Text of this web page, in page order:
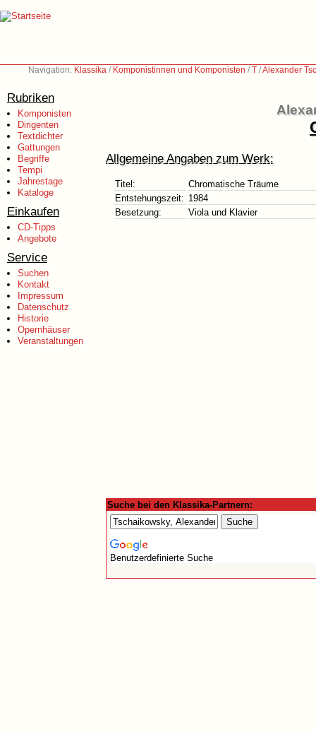
Navigation: Klassika / Komponistinnen und Komponisten /T /Alexander
Rubriken
Komponisten
Dirigenten
Textdichter
Gattungen
Begriffe
Tempi
Jahrestage
Kataloge
Einkaufen
CD-Tipps
Angebote
Service
Suchen
Kontakt
Impressum
Datenschutz
Historie
Opernhäuser
Veranstaltungen
Allgemeine Angaben zum Werk:
Titel:
Chromatische Träume
Entstehungszeit: 1984
Besetzung:
Viola und Klavier
Suche bei den Klassika-Partnern:
Benutzerdefinierte Suche